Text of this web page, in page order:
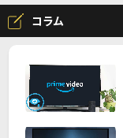
コラム